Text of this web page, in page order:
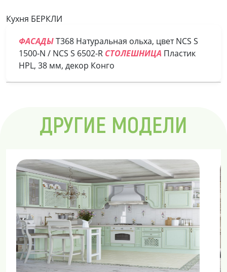
Кухня БЕРКЛИ
ФАСАДЫТ368 Натуральная ольха, цвет NCS S
1500-N / NCS S 6502-R СТОЛЕШНИЦА Пластик
HPL, 38 мм, декор Конго
ДРУГИЕ МОДЕЛИ